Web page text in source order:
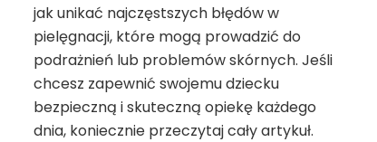
jak unikać najczęstszych błędów w
pielęgnacji, które mogą prowadzić do
podrażnień lub problemów skórnych. Jeśli
chcesz zapewnić swojemu dziecku
bezpieczną i skuteczną opiekę każdego
dnia, koniecznie przeczytaj cały artykuł.